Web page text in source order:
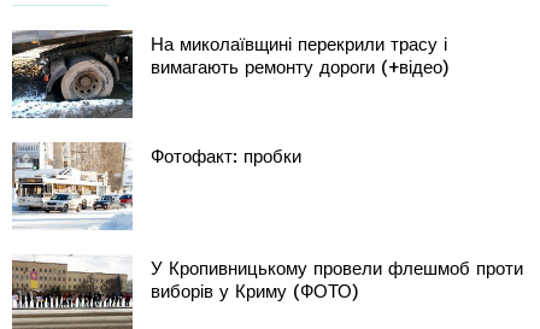
На миколаївщині перекрили трасу і
вимагають ремонту дороги (+відео)
Фотофакт: пробки
У Кропивницькому провели флешмоб проти
виборів у Криму (ФОТО)